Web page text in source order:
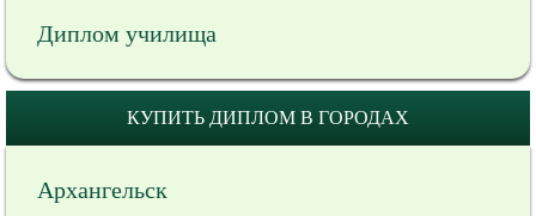
Диплом училища
КУПИТЬ ДИПЛОМ В ГОРОДАХ
Архангельск